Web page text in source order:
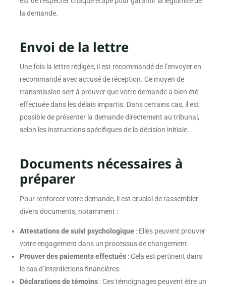
la demande.
Envoi de la lettre
Une fois la lettre rédigée, il est recommandé de l’envoyer en
recommandé avec accusé de réception. Ce moyen de
transmission sert à prouver que votre demande a bien été
effectuée dans les délais impartis. Dans certains cas, il est
possible de présenter la demande directement au tribunal,
selon les instructions spécifiques de la décision initiale.
Documents nécessaires à
préparer
Pour renforcer votre demande, il est crucial de rassembler
divers documents, notamment :
Attestations de suivi psychologique: Elles peuvent prouver
votre engagement dans un processus de changement.
Prouver des paiements effectués: Cela est pertinent dans
le cas d’interdictions financières.
Déclarations de témoins: Ces témoignages peuvent être un